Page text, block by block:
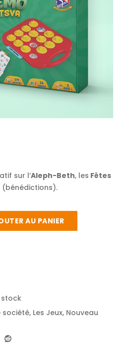
sur l’Aleph-Beth, les Fêtes
(bénédictions).
AU PANIER
stock
société, Les Jeux, Nouveau